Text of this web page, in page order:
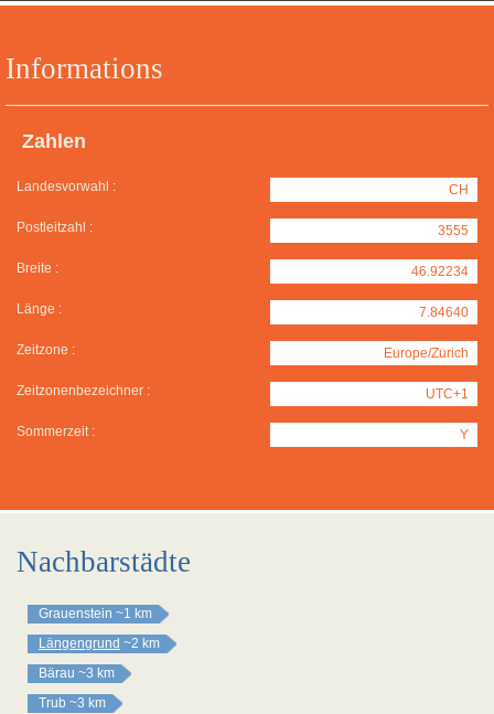
Informations
Zahlen
Landesvorwahl : CH
Postleitzahl : 3555
Breite : 46.92234
Länge : 7.84640
Zeitzone : Europe/Zurich
Zeitzonenbezeichner : UTC+1
Sommerzeit : Y
Nachbarstädte
Grauenstein ~1 km
Längengrund ~2 km
Bärau ~3 km
Trub ~3 km